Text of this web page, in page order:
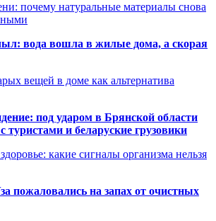
почему натуральные материалы снова
вода вошла в жилые дома, а скорая
вещей в доме как альтернатива
под ударом в Брянской области
туристами и беларуские грузовики
какие сигналы организма нельзя
пожаловались на запах от очистных